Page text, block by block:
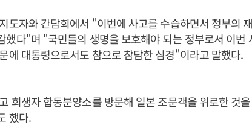
도자와 간담회에서 "이번에 사고를 수습하면서 정부의
했다"며 "국민들의 생명을 보호해야 되는 정부로서 이번
에 대통령으로서도 참으로 참담한 심경"이라고 말했다.
희생자 합동분양소를 방문해 일본 조문객을 위로한 것
했다.